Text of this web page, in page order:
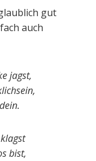
gut
auch
jagst,
bist,